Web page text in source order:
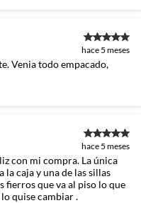
hace 5 meses
Venia todo empacado,
hace 5 meses
con mi compra. La única
la caja y una de las sillas
que va al piso lo que
quise cambiar .